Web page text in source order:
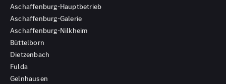
Aschaffenburg-Hauptbetrieb
Aschaffenburg-Galerie
Aschaffenburg-Nilkheim
Büttelborn
Dietzenbach
Fulda
Gelnhausen